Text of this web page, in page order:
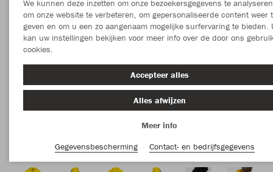
We kunnen deze inzetten om onze bezoekersgegevens te
om onze website te verbeteren, om gepersonaliseerde content weer
geven en om u een zo aangenaam mogelijke surfervaring te bieden.
kan uw instellingen bekijken voor meer info over de door ons
cookies.
Accepteer alles
Alles afwijzen
Meer info
Gegevensbescherming
Contact- en bedrijfsgegevens